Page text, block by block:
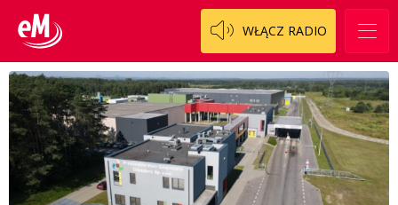
WŁĄCZ RADIO